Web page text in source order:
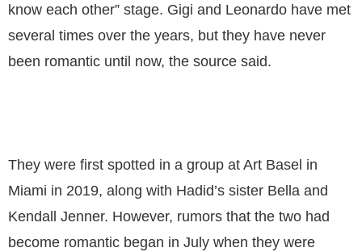
know each other” stage. Gigi and Leonardo have met
several times over the years, but they have never
been romantic until now, the source said.
They were first spotted in a group at Art Basel in
Miami in 2019, along with Hadid’s sister Bella and
Kendall Jenner. However, rumors that the two had
become romantic began in July when they were